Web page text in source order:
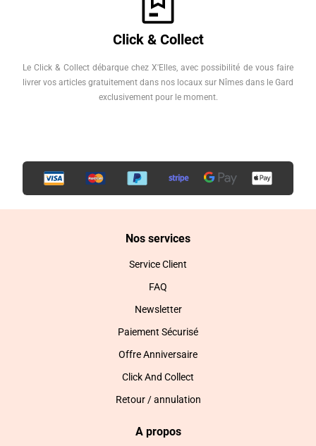
Click & Collect
Le Click & Collect débarque chez X'Elles, avec possibilité de vous faire
livrer vos articles gratuitement dans nos locaux sur Nîmes dans le Gard
exclusivement pour le moment.
Nos services
Service Client
FAQ
Newsletter
Paiement Sécurisé
Offre Anniversaire
Click And Collect
Retour / annulation
A propos